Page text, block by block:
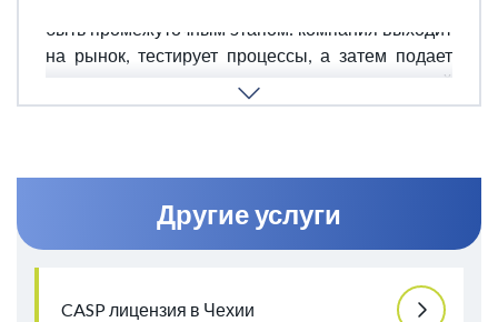
быть промежуточным этапом: компания выходит
на рынок, тестирует процессы, а затем подает
заявку на полную лицензию с уже готовой
инфраструктурой и историей операций.
Другие услуги
CASP лицензия в Чехии